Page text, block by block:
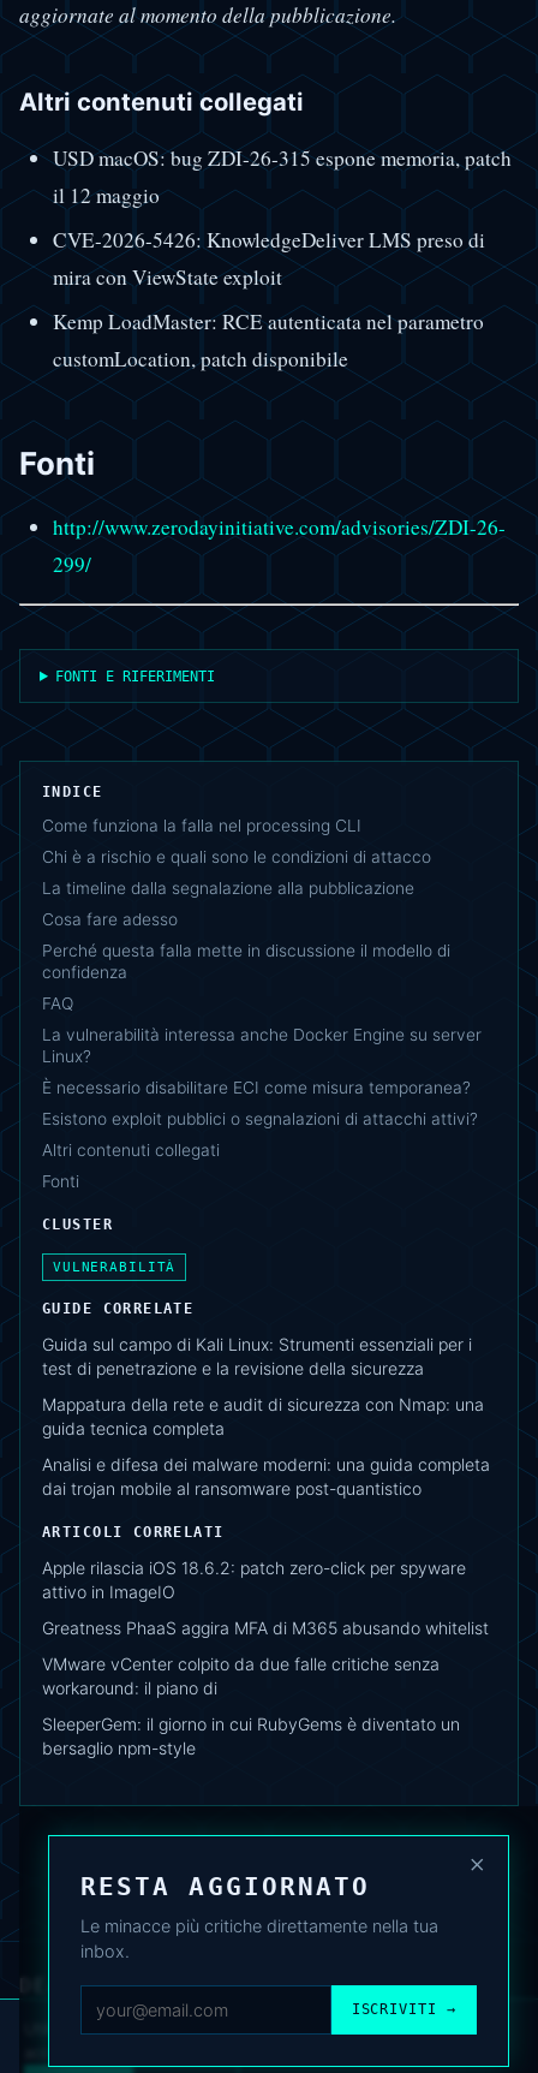
aggiornate al momento della pubblicazione.
Altri contenuti collegati
USD macOS: bug ZDI-26-315 espone memoria, patch
il 12 maggio
CVE-2026-5426: KnowledgeDeliver LMS preso di
mira con ViewState exploit
Kemp LoadMaster: RCE autenticata nel parametro
customLocation, patch disponibile
Fonti
http://www.zerodayinitiative.com/advisories/ZDI-26-
299/
FONTI E RIFERIMENTI
INDICE
Come funziona la falla nel processing CLI
Chi è a rischio e quali sono le condizioni di attacco
La timeline dalla segnalazione alla pubblicazione
Cosa fare adesso
Perché questa falla mette in discussione il modello di
confidenza
FAQ
La vulnerabilità interessa anche Docker Engine su server
Linux?
È necessario disabilitare ECI come misura temporanea?
Esistono exploit pubblici o segnalazioni di attacchi attivi?
Altri contenuti collegati
Fonti
CLUSTER
VULNERABILITÀ
GUIDE CORRELATE
Guida sul campo di Kali Linux: Strumenti essenziali per i
test di penetrazione e la revisione della sicurezza
Mappatura della rete e audit di sicurezza con Nmap: una
guida tecnica completa
Analisi e difesa dei malware moderni: una guida completa
dai trojan mobile al ransomware post-quantistico
ARTICOLI CORRELATI
Apple rilascia iOS 18.6.2: patch zero-click per spyware
attivo in ImageIO
Greatness PhaaS aggira MFA di M365 abusando whitelist
VMware vCenter colpito da due falle critiche senza
workaround: il piano di
SleeperGem: il giorno in cui RubyGems è diventato un
bersaglio npm-style
×
RESTA AGGIORNATO
Le minacce più critiche direttamente nella tua
inbox.
ISCRIVITI →
DEAFNEWS
CHI SIAMO·ARCHIVIO ·FAQ PRIVACY·COOKIE POLICY
CONTATTI